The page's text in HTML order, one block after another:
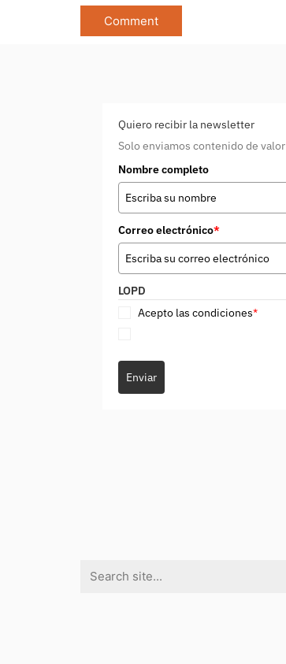
Quiero recibir la newsletter
Solo enviamos contenido de valor
Nombre completo
Correo electrónico*
LOPD
Acepto las condiciones*
Enviar
for: